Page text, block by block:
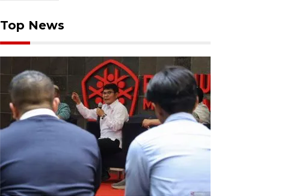
Top News